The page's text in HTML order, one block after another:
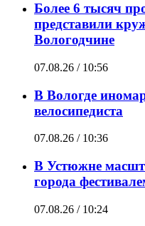
Более 6 тысяч
представили
Вологодчине
07.08.26 / 10:56
В Вологде
велосипедиста
07.08.26 / 10:36
В Устюжне
города
07.08.26 / 10:24